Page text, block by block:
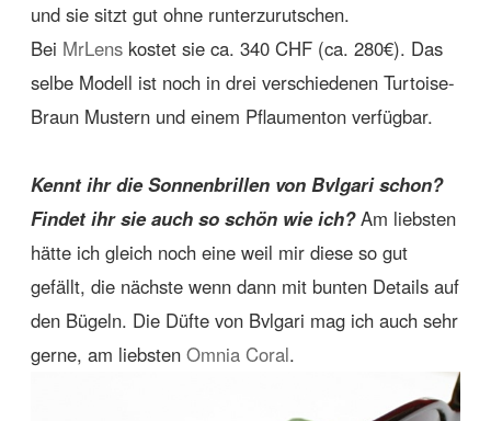
und sie sitzt gut ohne runterzurutschen.
Bei MrLens kostet sie ca. 340 CHF (ca. 280€). Das
selbe Modell ist noch in drei verschiedenen Turtoise-
Braun Mustern und einem Pflaumenton verfügbar.
Kennt ihr die Sonnenbrillen von Bvlgari schon?
Findet ihr sie auch so schön wie ich?Am liebsten
hätte ich gleich noch eine weil mir diese so gut
gefällt, die nächste wenn dann mit bunten Details auf
den Bügeln. Die Düfte von Bvlgari mag ich auch sehr
gerne, am liebsten Omnia Coral.